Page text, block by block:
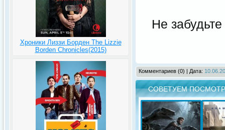
Хроники Лиззи Борден The Lizzie
Borden Chronicles(2015)
Не
Комментариев (0) | Дата:
СОВЕТУЕМ